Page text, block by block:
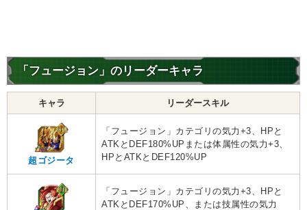
「フュージョン」のリーダーキャラ
キャラ リーダースキル
超ゴジータ
「フュージョン」カテゴリの気力+3、HPと
ATKとDEF180%UPまたは体属性の気力+3、
HPとATKとDEF120%UP
「フュージョン」カテゴリの気力+3、HPと
ATKとDEF170%UP、または技属性の気力